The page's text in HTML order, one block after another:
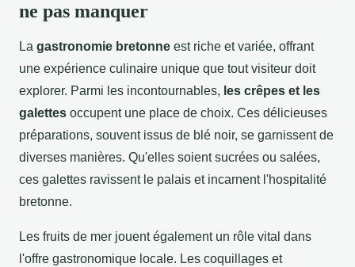
ne pas manquer
La gastronomie bretonne est riche et variée, offrant
une expérience culinaire unique que tout visiteur doit
explorer. Parmi les incontournables, les crêpes et les
galettes occupent une place de choix. Ces délicieuses
préparations, souvent issus de blé noir, se garnissent de
diverses manières. Qu'elles soient sucrées ou salées,
ces galettes ravissent le palais et incarnent l'hospitalité
bretonne.
Les fruits de mer jouent également un rôle vital dans
l'offre gastronomique locale. Les coquillages et